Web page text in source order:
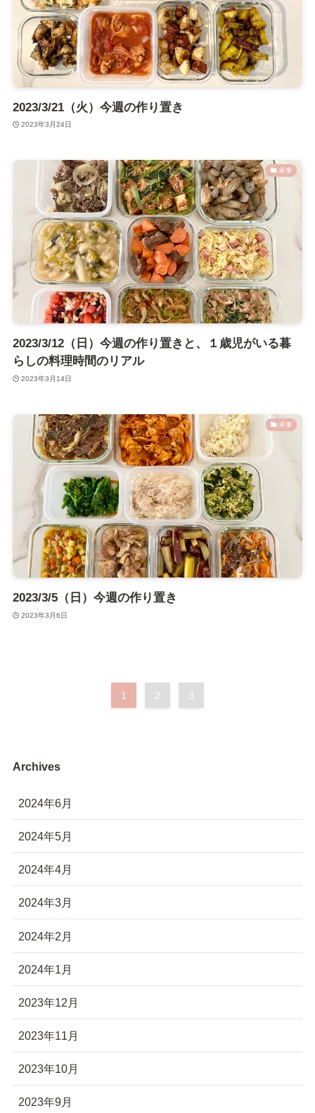
2023/3/21（火）今週の作り置き
2023年3月24日
家事
2023/3/12（日）今週の作り置きと、１歳児がいる暮
らしの料理時間のリアル
2023年3月14日
家事
2023/3/5（日）今週の作り置き
2023年3月6日
1 2 3
Archives
2024年6月
2024年5月
2024年4月
2024年3月
2024年2月
2024年1月
2023年12月
2023年11月
2023年10月
2023年9月